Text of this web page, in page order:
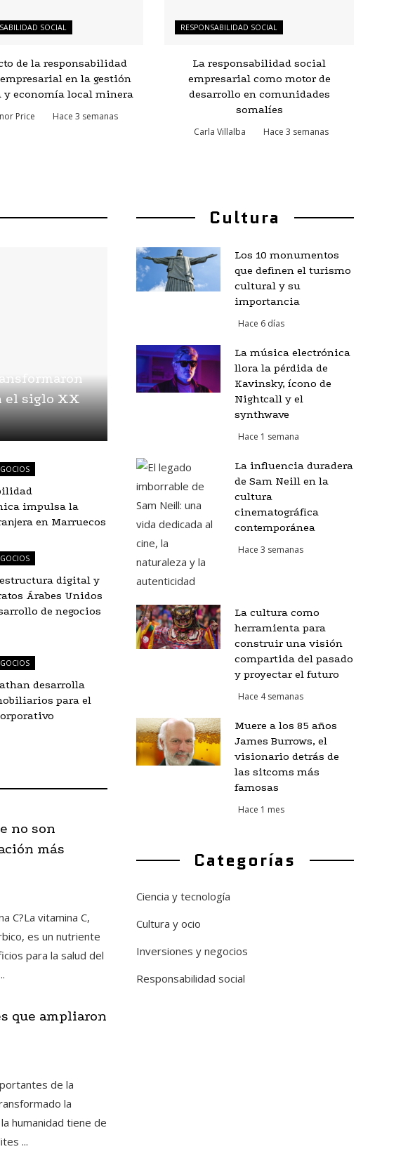
SOCIAL
de la responsabilidad
en la gestión
y economía local minera
Price Hace 3 semanas
RESPONSABILIDAD SOCIAL
La responsabilidad social
empresarial como motor de
desarrollo en comunidades
somalíes
Carla Villalba Hace 3 semanas
el siglo XX
impulsa la
en Marruecos
digital y
Árabes Unidos
de negocios
desarrolla
para el
no son
más
C?La vitamina C,
es un nutriente
para la salud del
que ampliaron
de la
la
humanidad tiene de
...
Cultura
Los 10 monumentos
que definen el turismo
cultural y su
importancia
Hace 6 días
La música electrónica
llora la pérdida de
Kavinsky, ícono de
Nightcall y el
synthwave
Hace 1 semana
La influencia duradera
de Sam Neill en la
cultura
cinematográfica
contemporánea
Hace 3 semanas
La cultura como
herramienta para
construir una visión
compartida del pasado
y proyectar el futuro
Hace 4 semanas
Muere a los 85 años
James Burrows, el
visionario detrás de
las sitcoms más
famosas
Hace 1 mes
Categorías
Ciencia y tecnología
Cultura y ocio
Inversiones y negocios
Responsabilidad social